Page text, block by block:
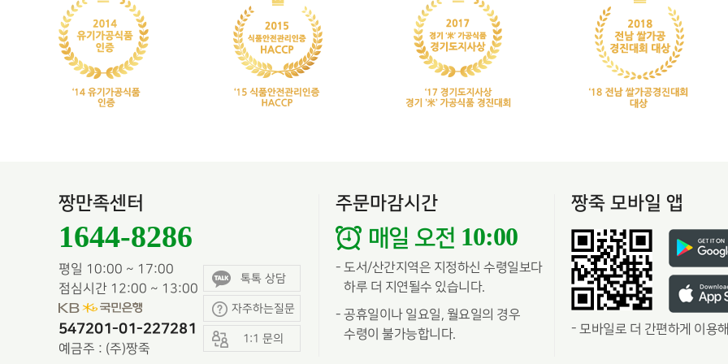
짱만족센터
1644-8286
평일 10:00 ~ 17:00
점심시간 12:00 ~ 13:00
547201-01-227281
예금주 : (주)짱죽
톡톡 상담
자주하는질문
1:1 문의
주문마감시간
매일 오전 10:00
- 도서/산간지역은 지정하신 수령일보다
하루 더 지연될수 있습니다.
- 공휴일이나 일요일, 월요일의 경우
수령이 불가능합니다.
짱죽 모바일 앱
- 모바일로 더 간편하게 이용